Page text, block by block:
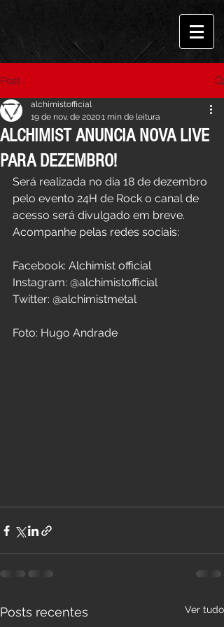
Post
ALCHIMIST ANUNCIA NOVA LIVE
PARA DEZEMBRO!
alchimistofficial
19 de nov. de 20201 min de leitura
Será realizada no dia 18 de dezembro
pelo evento 24H de Rock o canal de
acesso será divulgado em breve.
Acompanhe pelas redes sociais:
Facebook: Alchimist official
Instagram: @alchimistofficial
Twitter: @alchimistmetal
Foto: Hugo Andrade
Posts recentes Ver tudo